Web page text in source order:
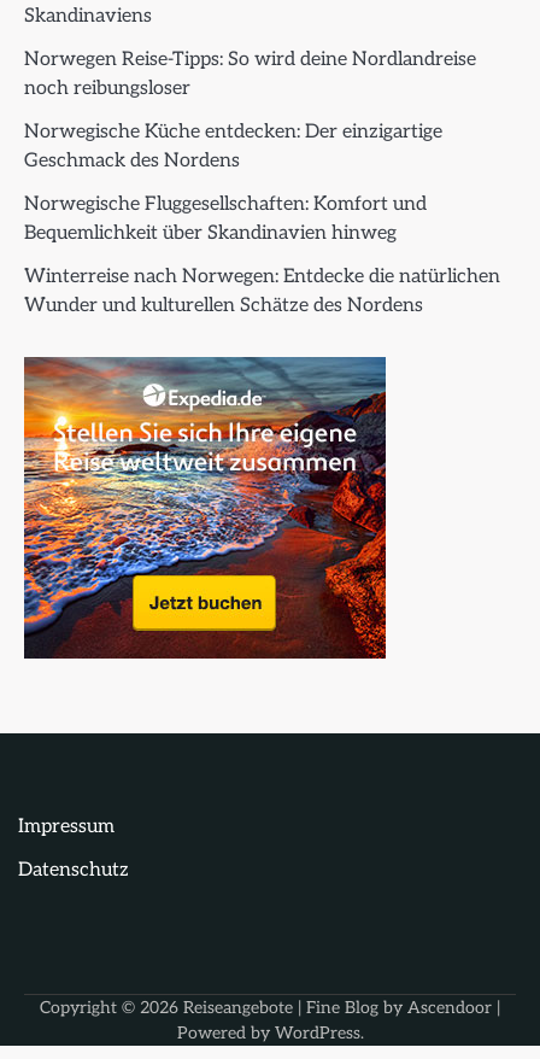
Skandinaviens
Norwegen Reise-Tipps: So wird deine Nordlandreise
noch reibungsloser
Norwegische Küche entdecken: Der einzigartige
Geschmack des Nordens
Norwegische Fluggesellschaften: Komfort und
Bequemlichkeit über Skandinavien hinweg
Winterreise nach Norwegen: Entdecke die natürlichen
Wunder und kulturellen Schätze des Nordens
Impressum
Datenschutz
Copyright © 2026 Reiseangebote | Fine Blog by Ascendoor |
Powered by WordPress.